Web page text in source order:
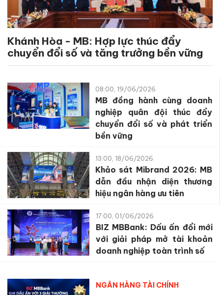
Khánh Hòa - MB: Hợp lực thúc đẩy
chuyển đổi số và tăng trưởng bền vững
08:00, 19/06/2026
MB đồng hành cùng doanh
nghiệp quân đội thúc đẩy
chuyển đổi số và phát triển
bền vững
13:00, 18/06/2026
Khảo sát Mibrand 2026: MB
dẫn đầu nhận diện thương
hiệu ngân hàng ưu tiên
17:00, 01/06/2026
BIZ MBBank: Dấu ấn đổi mới
với giải pháp mở tài khoản
doanh nghiệp toàn trình số
NGÂN HÀNG TÀI CHÍNH